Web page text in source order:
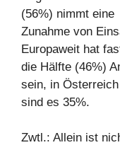
(56%) nimmt eine
Zunahme von
Europaweit hat
die Hälfte (46%)
sein, in Österreich
sind es 35%.
Zwtl.: Allein ist